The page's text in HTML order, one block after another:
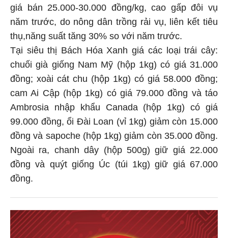
giá bán 25.000-30.000 đồng/kg, cao gấp đôi vụ
năm trước, do nông dân trồng rải vụ, liên kết tiêu
thụ,năng suất tăng 30% so với năm trước.
Tại siêu thị Bách Hóa Xanh giá các loại trái cây:
chuối già giống Nam Mỹ (hộp 1kg) có giá 31.000
đồng; xoài cát chu (hộp 1kg) có giá 58.000 đồng;
cam Ai Cập (hộp 1kg) có giá 79.000 đồng và táo
Ambrosia nhập khẩu Canada (hộp 1kg) có giá
99.000 đồng, ổi Đài Loan (vỉ 1kg) giảm còn 15.000
đồng và sapoche (hộp 1kg) giảm còn 35.000 đồng.
Ngoài ra, chanh dây (hộp 500g) giữ giá 22.000
đồng và quýt giống Úc (túi 1kg) giữ giá 67.000
đồng.